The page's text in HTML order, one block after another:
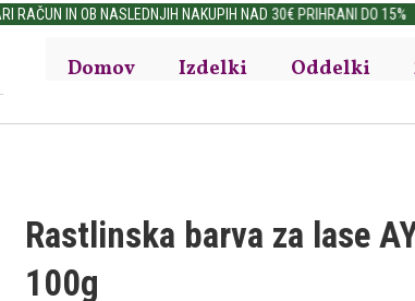
IN OB NASLEDNJIH NAKUPIH NAD 30€ PRIHRANI DO 15%
Domov Izdelki Oddelki
Rastlinska barva za lase
100g